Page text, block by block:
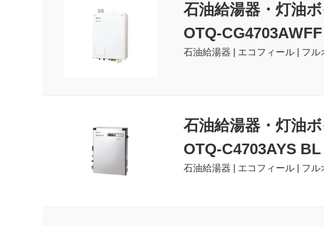
石油給湯器・灯油
OTQ-
石油給湯器 | エコフィール | フル
石油給湯器・灯油
OTQ-C4703AYS BL
石油給湯器 | エコフィール | フ